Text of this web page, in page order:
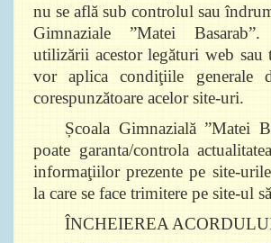
nu se află sub controlul sau
Gimnaziale ”Matei
utilizării acestor legături web sau
vor aplica condiţiile generale
corespunzătoare acelor site-uri.
Școala Gimnazială ”Matei
poate garanta/controla
informaţiilor prezente pe site-
la care se face trimitere pe site-ul
ÎNCHEIEREA